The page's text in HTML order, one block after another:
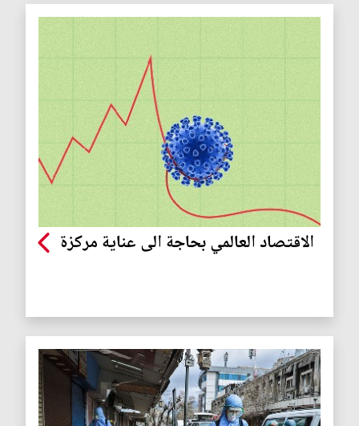
الاقتصاد العالمي بحاجة الى عناية مركزة